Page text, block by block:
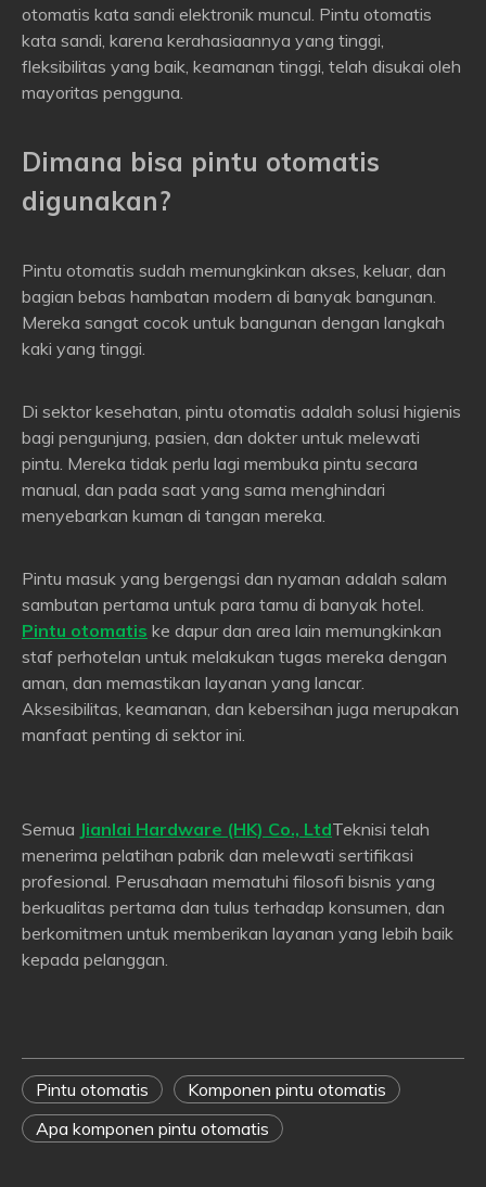
otomatis kata sandi elektronik muncul. Pintu otomatis
kata sandi, karena kerahasiaannya yang tinggi,
fleksibilitas yang baik, keamanan tinggi, telah disukai oleh
mayoritas pengguna.
Dimana bisa pintu otomatis
digunakan?
Pintu otomatis sudah memungkinkan akses, keluar, dan
bagian bebas hambatan modern di banyak bangunan.
Mereka sangat cocok untuk bangunan dengan langkah
kaki yang tinggi.
Di sektor kesehatan, pintu otomatis adalah solusi higienis
bagi pengunjung, pasien, dan dokter untuk melewati
pintu. Mereka tidak perlu lagi membuka pintu secara
manual, dan pada saat yang sama menghindari
menyebarkan kuman di tangan mereka.
Pintu masuk yang bergengsi dan nyaman adalah salam
sambutan pertama untuk para tamu di banyak hotel.
Pintu otomatis ke dapur dan area lain memungkinkan
staf perhotelan untuk melakukan tugas mereka dengan
aman, dan memastikan layanan yang lancar.
Aksesibilitas, keamanan, dan kebersihan juga merupakan
manfaat penting di sektor ini.
Semua Jianlai Hardware (HK) Co., LtdTeknisi telah
menerima pelatihan pabrik dan melewati sertifikasi
profesional. Perusahaan mematuhi filosofi bisnis yang
berkualitas pertama dan tulus terhadap konsumen, dan
berkomitmen untuk memberikan layanan yang lebih baik
kepada pelanggan.
Pintu otomatis
Komponen pintu otomatis
Apa komponen pintu otomatis